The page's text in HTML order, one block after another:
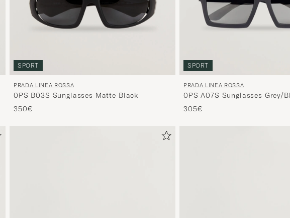
SPORT
PRADA LINEA ROSSA
0PS B03S Sunglasses Matte Black
350€
SPORT
PRADA LINEA ROSSA
0PS A07S Sunglasses Grey/
305€